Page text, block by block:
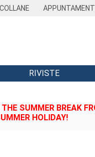
COLLANE APPUNTAMENTI
RIVISTE
SUMMER BREAK
HOLIDAY!